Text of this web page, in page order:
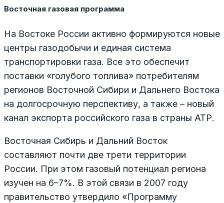
Восточная газовая программа
На Востоке России активно формируются новые
центры газодобычи и единая система
транспортировки газа. Все это обеспечит
поставки «голубого топлива» потребителям
регионов Восточной Сибири и Дальнего Востока
на долгосрочную перспективу, а также – новый
канал экспорта российского газа в страны АТР.
Восточная Сибирь и Дальний Восток
составляют почти две трети территории
России. При этом газовый потенциал региона
изучен на 6–7%. В этой связи в 2007 году
правительство утвердило «Программу